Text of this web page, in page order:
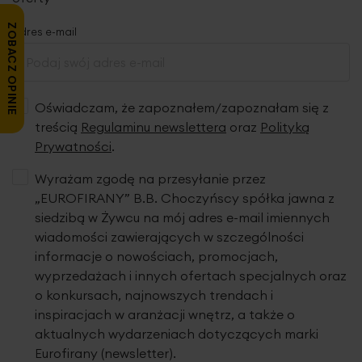
Adres e-mail
Oświadczam, że zapoznałem/zapoznałam się z
treścią Regulaminu newslettera oraz Polityką
Prywatności.
Wyrażam zgodę na przesyłanie przez
„EUROFIRANY” B.B. Choczyńscy spółka jawna z
siedzibą w Żywcu na mój adres e-mail imiennych
wiadomości zawierających w szczególności
informacje o nowościach, promocjach,
wyprzedażach i innych ofertach specjalnych oraz
o konkursach, najnowszych trendach i
inspiracjach w aranżacji wnętrz, a także o
aktualnych wydarzeniach dotyczących marki
Eurofirany (newsletter).
ZOBACZ OPINIE